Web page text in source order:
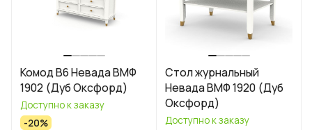
Комод B6 Невада ВМФ
1902 (Дуб Оксфорд)
Доступно к заказу
-20%
Стол журнальный
Невада ВМФ 1920 (Дуб
Оксфорд)
Доступно к заказу